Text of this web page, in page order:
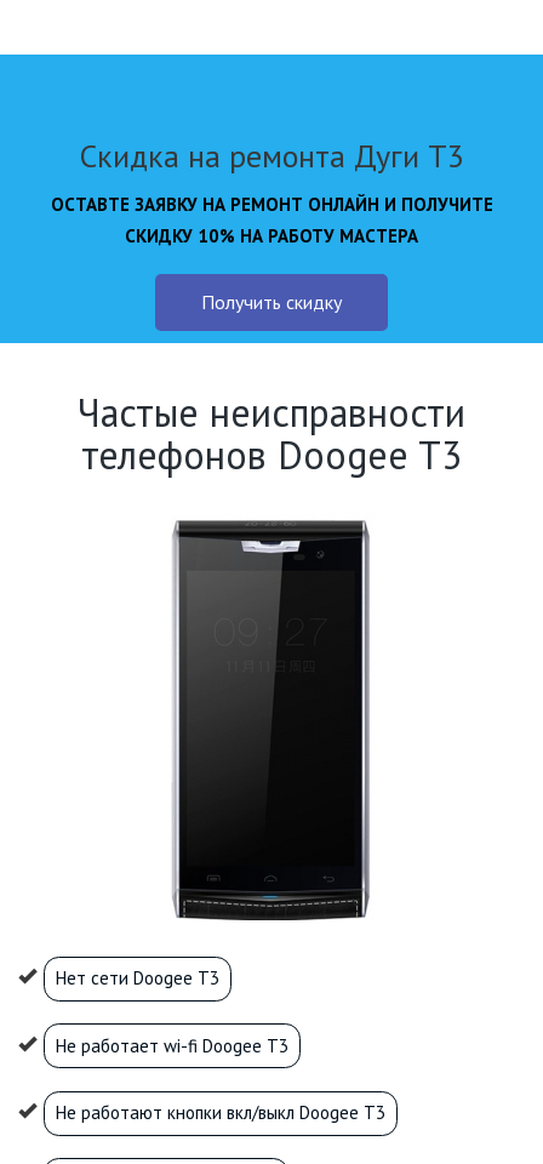
Скидка на ремонта Дуги Т3
ОСТАВТЕ ЗАЯВКУ НА РЕМОНТ ОНЛАЙН И ПОЛУЧИТЕ
СКИДКУ 10% НА РАБОТУ МАСТЕРА
Получить скидку
Частые неисправности
телефонов Doogee T3
Нет сети Doogee T3
Не работает wi-fi Doogee T3
Не работают кнопки вкл/выкл Doogee T3